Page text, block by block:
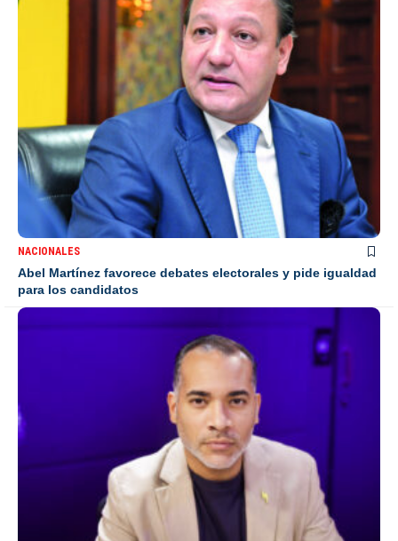
NACIONALES
Abel Martínez favorece debates electorales y pide igualdad
para los candidatos